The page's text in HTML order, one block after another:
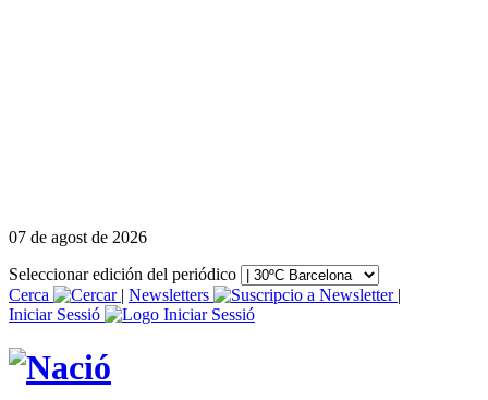
07 de agost de 2026
Seleccionar edición del periódico
Cerca
| Newsletters
|
Iniciar Sessió